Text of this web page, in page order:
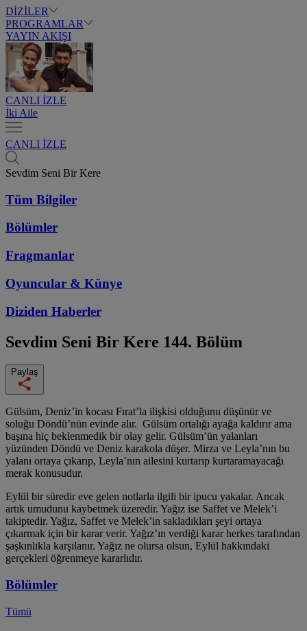
DİZİLER
PROGRAMLAR
YAYIN AKIŞI
CANLI İZLE
İki Aile
CANLI İZLE
Sevdim Seni Bir Kere
Tüm Bilgiler
Bölümler
Fragmanlar
Oyuncular & Künye
Diziden Haberler
Sevdim Seni Bir Kere 144. Bölüm
Paylaş
Gülsüm, Deniz’in kocası Fırat’la ilişkisi olduğunu düşünür ve
soluğu Döndü’nün evinde alır. Gülsüm ortalığı ayağa kaldırır ama
başına hiç beklenmedik bir olay gelir. Gülsüm’ün yalanları
yüzünden Döndü ve Deniz karakola düşer. Mirza ve Leyla’nın bu
yalanı ortaya çıkarıp, Leyla’nın ailesini kurtarıp kurtaramayacağı
merak konusudur.
Eylül bir süredir eve gelen notlarla ilgili bir ipucu yakalar. Ancak
artık umudunu kaybetmek üzeredir. Yağız ise Saffet ve Melek’i
takiptedir. Yağız, Saffet ve Melek’in sakladıkları şeyi ortaya
çıkarmak için bir karar verir. Yağız’ın verdiği karar herkes tarafından
şaşkınlıkla karşılanır. Yağız ne olursa olsun, Eylül hakkındaki
gerçekleri öğrenmeye kararlıdır.
Bölümler
Tümü